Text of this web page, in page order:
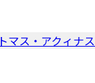
トマス・アクィナス